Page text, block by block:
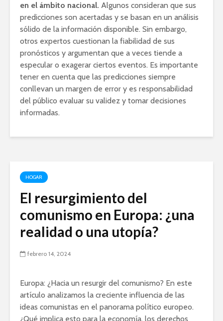
en el ámbito nacional. Algunos consideran que sus
predicciones son acertadas y se basan en un análisis
sólido de la información disponible. Sin embargo,
otros expertos cuestionan la fiabilidad de sus
pronósticos y argumentan que a veces tiende a
especular o exagerar ciertos eventos. Es importante
tener en cuenta que las predicciones siempre
conllevan un margen de error y es responsabilidad
del público evaluar su validez y tomar decisiones
informadas.
HOGAR
El resurgimiento del
comunismo en Europa: ¿una
realidad o una utopía?
febrero 14, 2024
Europa: ¿Hacia un resurgir del comunismo? En este
artículo analizamos la creciente influencia de las
ideas comunistas en el panorama político europeo.
¿Qué implica esto para la economía, los derechos